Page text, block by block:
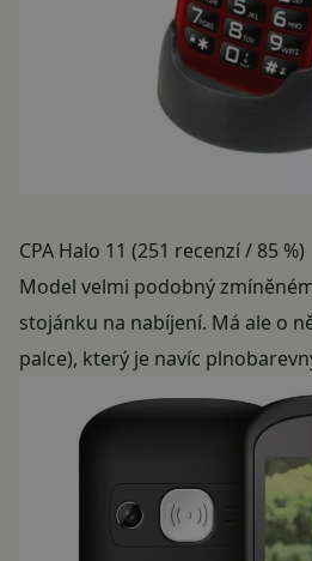
CPA Halo 11 (251 recenzí / 85 %)
Model velmi podobný
stojánku na nabíjení. Má ale o
palce), který je navíc